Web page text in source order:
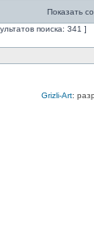
Показать
поиска: 341 ]
Grizli-Art: